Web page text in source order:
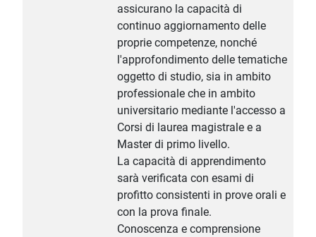
assicurano la capacità di
continuo aggiornamento delle
proprie competenze, nonché
l'approfondimento delle tematiche
oggetto di studio, sia in ambito
professionale che in ambito
universitario mediante l'accesso a
Corsi di laurea magistrale e a
Master di primo livello.
La capacità di apprendimento
sarà verificata con esami di
profitto consistenti in prove orali e
con la prova finale.
Conoscenza e comprensione